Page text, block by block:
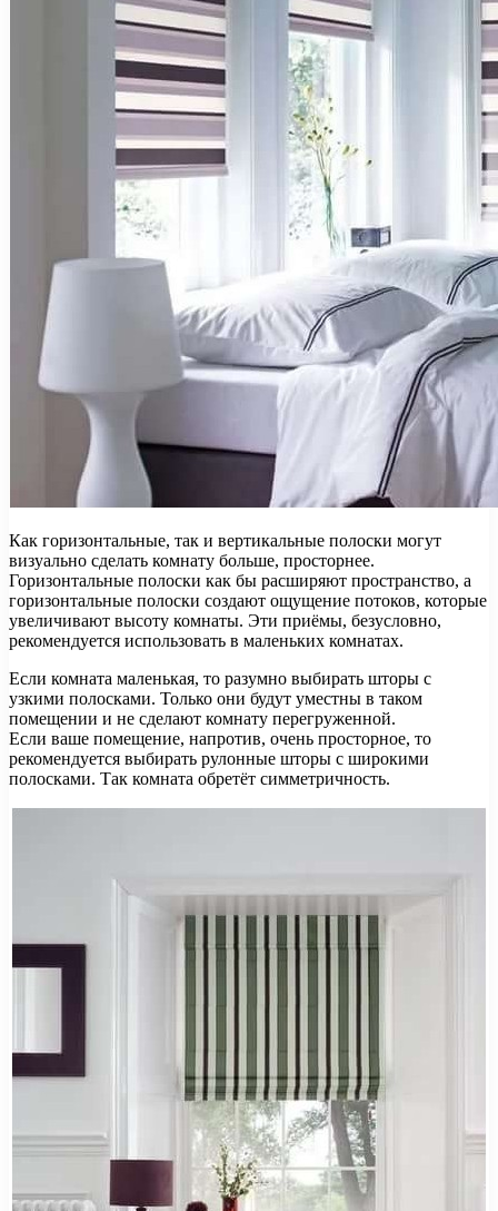
Как горизонтальные, так и вертикальные полоски могут
визуально сделать комнату больше, просторнее.
Горизонтальные полоски как бы расширяют пространство, а
горизонтальные полоски создают ощущение потоков, которые
увеличивают высоту комнаты. Эти приёмы, безусловно,
рекомендуется использовать в маленьких комнатах.
Если комната маленькая, то разумно выбирать шторы с
узкими полосками. Только они будут уместны в таком
помещении и не сделают комнату перегруженной.
Если ваше помещение, напротив, очень просторное, то
рекомендуется выбирать рулонные шторы с широкими
полосками. Так комната обретёт симметричность.